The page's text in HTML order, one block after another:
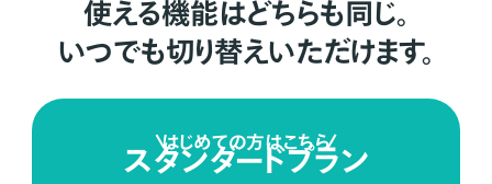
使える機能はどちらも同じ。
いつでも切り替えいただけます。
はじめての方はこちら
スタンダードプラン